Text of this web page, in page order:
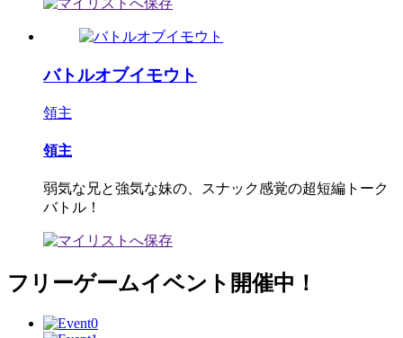
バトルオブイモウト
領主
領主
弱気な兄と強気な妹の、スナック感覚の超短編トーク
バトル！
フリーゲームイベント開催中！